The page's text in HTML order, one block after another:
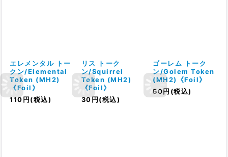
エレメンタル トー
クン/Elemental
Token (MH2)
《Foil》
110 円 (税込)
リス トーク
ン/Squirrel
Token (MH2)
《Foil》
30 円 (税込)
ゴーレム トーク
ン/Golem Token
(MH2)《Foil》
50円 (税込)